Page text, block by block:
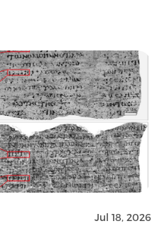
Jul 18, 2026